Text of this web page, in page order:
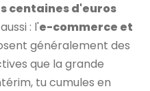
centaines d'euros
: l'e-commerce et
généralement des
que la grande
tu cumules en